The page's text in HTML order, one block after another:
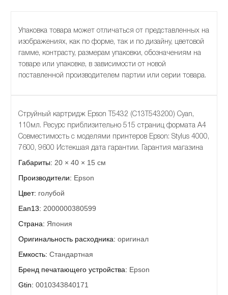
Упаковка товара может отличаться от представленных на
изображениях, как по форме, так и по дизайну, цветовой
гамме, контрасту, размерам упаковки, обозначениям на
товаре или упаковке, в зависимости от новой
поставленной производителем партии или серии товара.
Струйный картридж Epson T5432 (C13T543200) Cyan,
110мл. Ресурс приблизительно 515 страниц формата А4
Совместимость с моделями принтеров Epson: Stylus 4000,
7600, 9600 Истекшая дата гарантии. Гарантия магазина
Габариты: 20 × 40 × 15 см
Производители: Epson
Цвет: голубой
Ean13: 2000000380599
Страна: Япония
Оригинальность расходника: оригинал
Емкость: Стандартная
Бренд печатающего устройства: Epson
Gtin: 0010343840171